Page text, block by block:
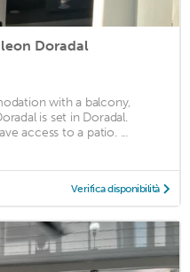
Doradal
with a balcony,
is set in Doradal.
access to a patio. ...
Verifica disponibilità